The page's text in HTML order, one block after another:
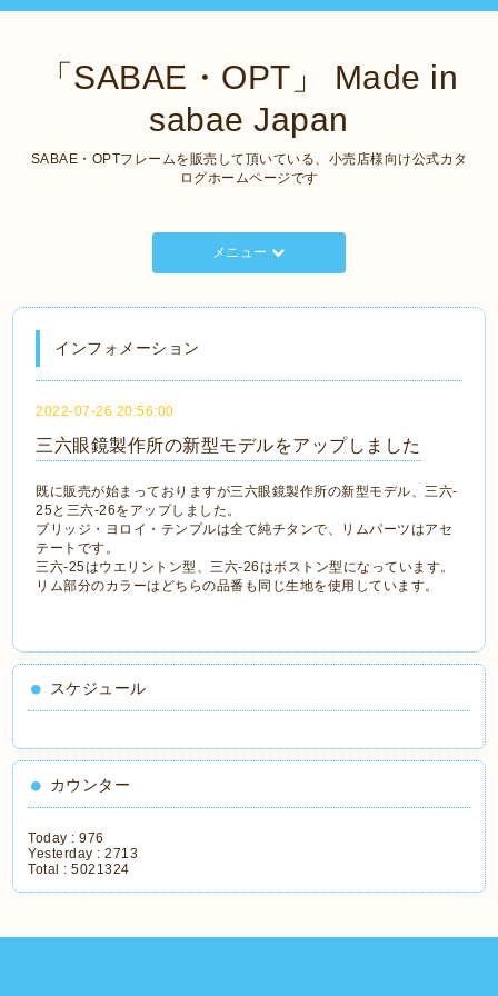
「SABAE・OPT」 Made in
sabae Japan
SABAE・OPTフレームを販売して頂いている、小売店様向け公式カタ
ログホームページです
メニュー
インフォメーション
2022-07-26 20:56:00
三六眼鏡製作所の新型モデルをアップしました
既に販売が始まっておりますが三六眼鏡製作所の新型モデル、三六‐
25と三六‐26をアップしました。
ブリッジ・ヨロイ・テンプルは全て純チタンで、リムパーツはアセ
テートです。
三六‐25はウエリントン型、三六‐26はボストン型になっています。
リム部分のカラーはどちらの品番も同じ生地を使用しています。
スケジュール
カウンター
Today :976
Yesterday :2713
Total :5021324